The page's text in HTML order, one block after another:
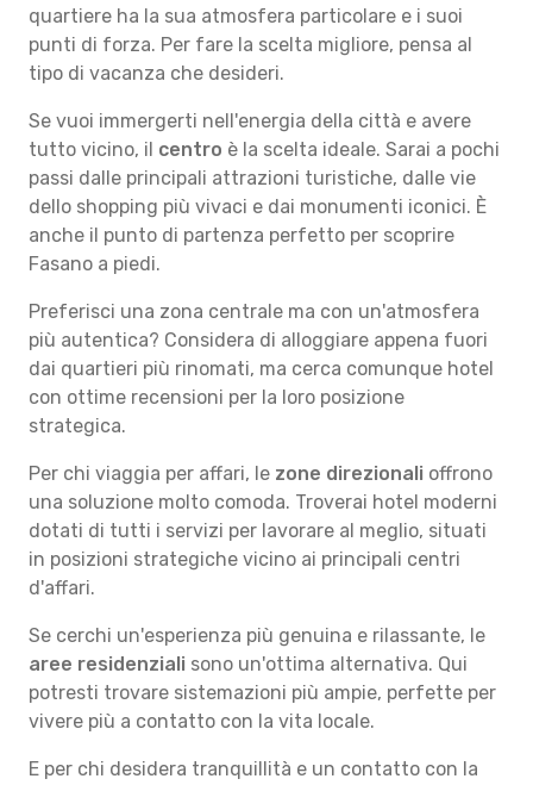
quartiere ha la sua atmosfera particolare e i suoi
punti di forza. Per fare la scelta migliore, pensa al
tipo di vacanza che desideri.
Se vuoi immergerti nell'energia della città e avere
tutto vicino, il centro è la scelta ideale. Sarai a pochi
passi dalle principali attrazioni turistiche, dalle vie
dello shopping più vivaci e dai monumenti iconici. È
anche il punto di partenza perfetto per scoprire
Fasano a piedi.
Preferisci una zona centrale ma con un'atmosfera
più autentica? Considera di alloggiare appena fuori
dai quartieri più rinomati, ma cerca comunque hotel
con ottime recensioni per la loro posizione
strategica.
Per chi viaggia per affari, le zone direzionali offrono
una soluzione molto comoda. Troverai hotel moderni
dotati di tutti i servizi per lavorare al meglio, situati
in posizioni strategiche vicino ai principali centri
d'affari.
Se cerchi un'esperienza più genuina e rilassante, le
aree residenziali sono un'ottima alternativa. Qui
potresti trovare sistemazioni più ampie, perfette per
vivere più a contatto con la vita locale.
E per chi desidera tranquillità e un contatto con la